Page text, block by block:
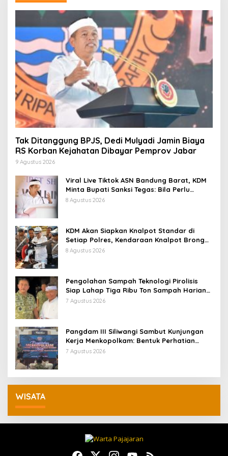
Tak Ditanggung BPJS, Dedi Mulyadi Jamin Biaya
RS Korban Kejahatan Dibayar Pemprov Jabar
9 Agustus 2026
Viral Live Tiktok ASN Bandung Barat, KDM
Minta Bupati Sanksi Tegas: Bila Perlu
Pemberhentian
8 Agustus 2026
KDM Akan Siapkan Knalpot Standar di
Setiap Polres, Kendaraan Knalpot Brong
Tertangkap Langsung Ganti
8 Agustus 2026
Pengolahan Sampah Teknologi Pirolisis
Siap Lahap Tiga Ribu Ton Sampah Harian
Jawa Barat
7 Agustus 2026
Pangdam III Siliwangi Sambut Kunjungan
Kerja Menkopolkam: Bentuk Perhatian
Pemerintah
7 Agustus 2026
WISATA